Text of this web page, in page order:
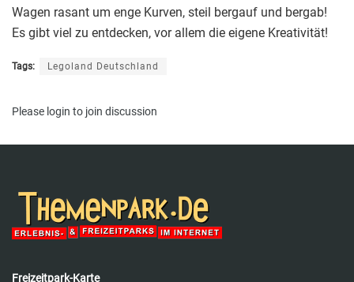
Wagen rasant um enge Kurven, steil bergauf und bergab!
Es gibt viel zu entdecken, vor allem die eigene Kreativität!
Tags: Legoland Deutschland
Please login to join discussion
Freizeitpark-Karte